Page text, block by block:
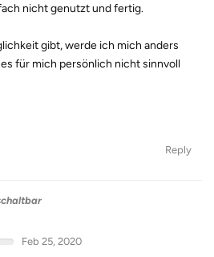
nicht genutzt und fertig.
gibt, werde ich mich anders
für mich persönlich nicht sinnvoll
Reply
Feb 25, 2020